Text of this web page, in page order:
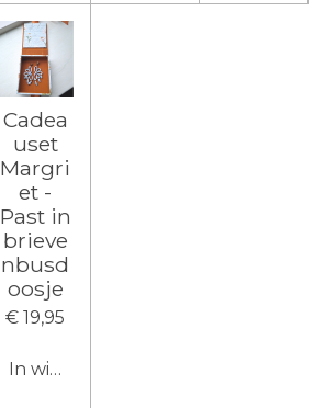
Cadea
uset
Margri
et -
Past in
brieve
nbusd
oosje
€ 19,95
In winkelwagen